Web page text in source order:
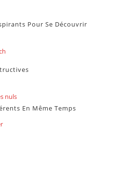
Pour Se Découvrir
nuls
En Même Temps